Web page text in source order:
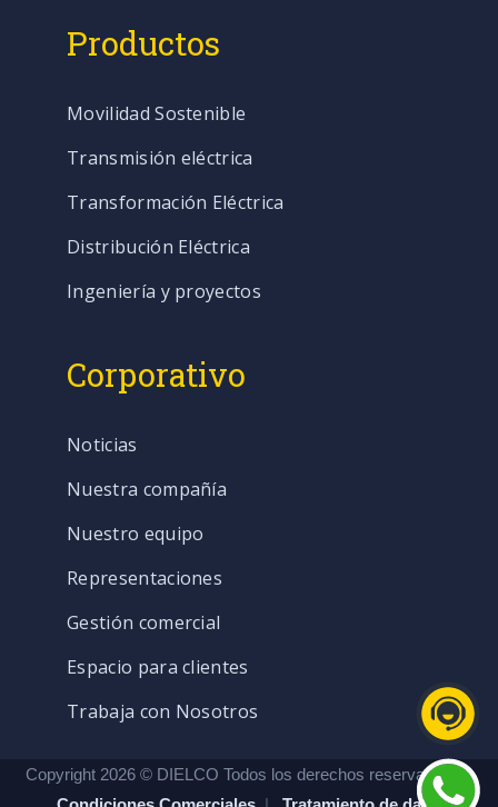
Productos
Movilidad Sostenible
Transmisión eléctrica
Transformación Eléctrica
Distribución Eléctrica
Ingeniería y proyectos
Corporativo
Noticias
Nuestra compañía
Nuestro equipo
Representaciones
Gestión comercial
Espacio para clientes
Trabaja con Nosotros
Copyright 2026 © DIELCO Todos los derechos reservados. |